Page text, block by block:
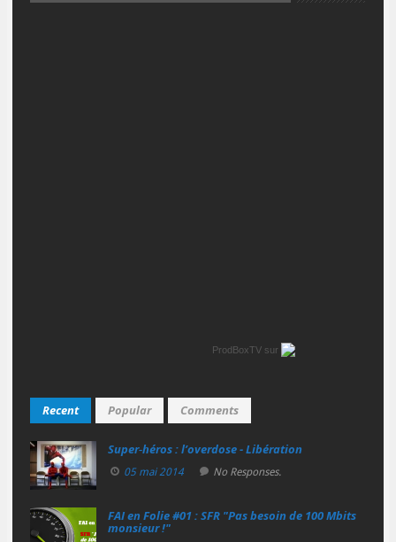
ProdBoxTV sur
Recent Popular Comments
Super‑héros : l’overdose - Libération
05 mai 2014 No Responses.
FAI en Folie #01 : SFR "Pas besoin de 100 Mbits
monsieur !"